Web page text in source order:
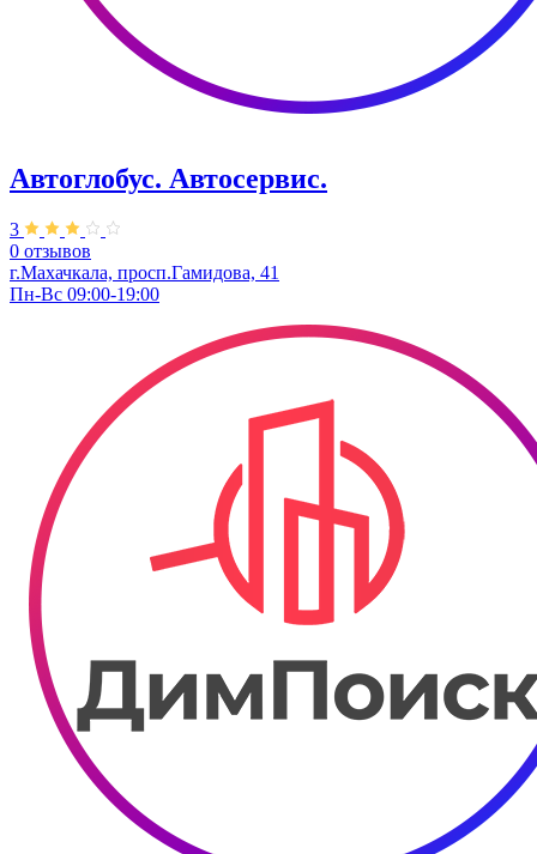
Автоглобус. ​Автосервис.
3
0 отзывов
г.Махачкала, просп.Гамидова, 41
Пн-Вс 09:00-19:00